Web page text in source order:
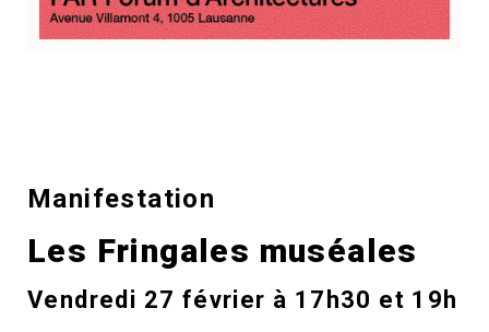
Manifestation
Les Fringales muséales
Vendredi 27 février à 17h30 et 19h